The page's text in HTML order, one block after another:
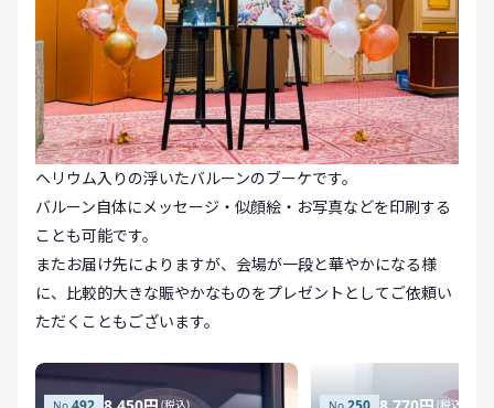
ヘリウム入りの浮いたバルーンのブーケです。
バルーン自体にメッセージ・似顔絵・お写真などを印刷する
ことも可能です。
またお届け先によりますが、会場が一段と華やかになる様
に、比較的大きな賑やかなものをプレゼントとしてご依頼い
ただくこともございます。